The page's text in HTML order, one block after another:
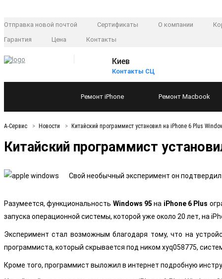
Отправка новой почтой Сертификаты О компании
Гарантия
Цена Контакты
Киев
Контакты СЦ
Ремонт iPhone Ремонт Macbook
А-Сервис Новости Китайский программист установил на iPhone 6 Plus
Китайский программист
Свой необычный эксперимент он
Разумеется, функциональность Windows 95 на iPhone 6 Plus
запуска операционной системы, которой уже около 20 лет, на
Эксперимент стал возможным благодаря тому, что на
программиста, который скрывается под ником xyq058775,
Кроме того, программист выложил в интернет подробную